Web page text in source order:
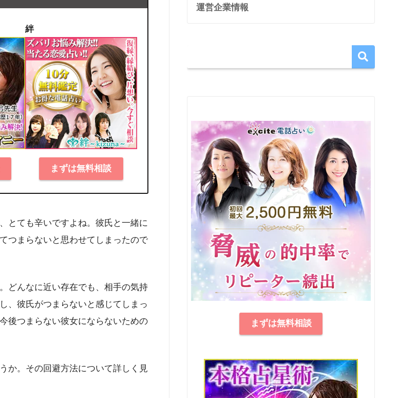
絆
まずは無料相談
とても辛いですよね。彼氏と一緒に
つまらないと思わせてしまったので
どんなに近い存在でも、相手の気持
、彼氏がつまらないと感じてしまっ
後つまらない彼女にならないための
か。その回避方法について詳しく見
運営企業情報
まずは無料相談